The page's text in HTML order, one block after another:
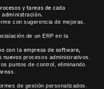
y tareas de cada
con sugerencia de mejoras.
de un ERP en la
con la empresa de software,
nuevos​ procesos administrativos.
puntos de control, eliminando
de gestión personalizados .